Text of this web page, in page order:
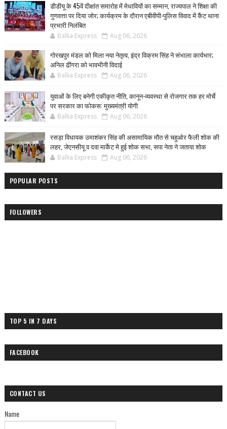
डीडीयू के 45वें दीक्षांत समारोह में मेधावियों का सम्मान, राज्यपाल ने शिक्षा की
गुणवत्ता पर दिया जोर; कार्यक्रम के दौरान एबीवीपी-पुलिस विवाद में कैंट थाना
प्रभारी निलंबित
Ballia Express Aug 06, 2026
गोरखपुर मंडल को मिला नया नेतृत्व, इंद्र विक्रम सिंह ने संभाला कार्यभार;
अनिल ढींगरा को भावभीनी विदाई
Ballia Express Aug 06, 2026
युवाओं के लिए बनेगी एकीकृत नीति, कानून-व्यवस्था से रोजगार तक हर मोर्चे
पर सरकार का फोकस: मुख्यमंत्री योगी
Ballia Express Aug 06, 2026
रसड़ा विधायक उमाशंकर सिंह की असामायिक मौत से चहुओर फैली शोक की
लहर, जेएनसीयू व दवा मार्केट मे हुई शोक सभा, सपा नेता ने जताया शोक
Ballia Express Aug 06, 2026
POPULAR POSTS
FOLLOWERS
TOP 5 IN 7 DAYS
FACEBOOK
CONTACT US
Name